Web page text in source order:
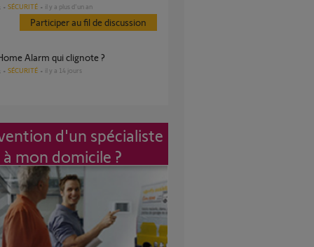
SÉCURITÉ il y a plus d'un an
Participer au fil de discussion
Alarm qui clignote ?
SÉCURITÉ il y a 14 jours
d'un spécialiste
à mon domicile ?